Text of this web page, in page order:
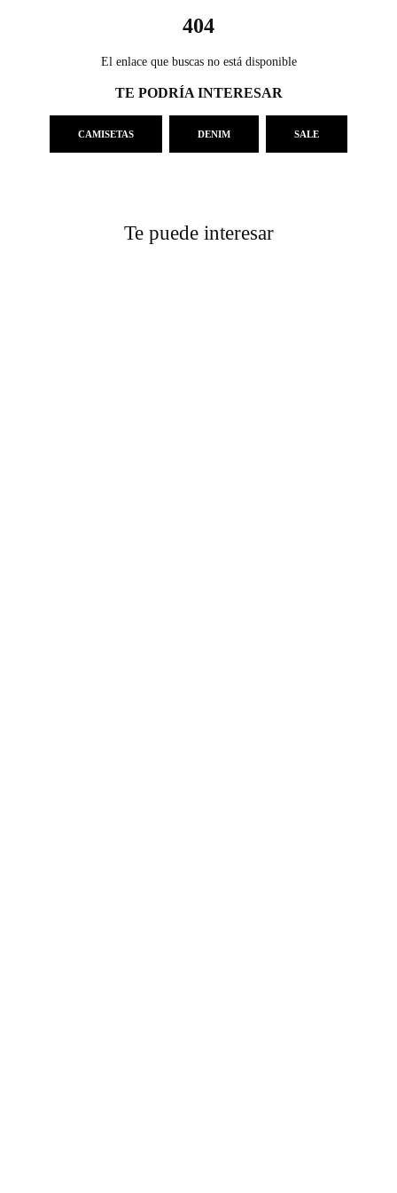
404
El enlace que buscas no está disponible
TE PODRÍA INTERESAR
CAMISETAS DENIM SALE
Te puede interesar